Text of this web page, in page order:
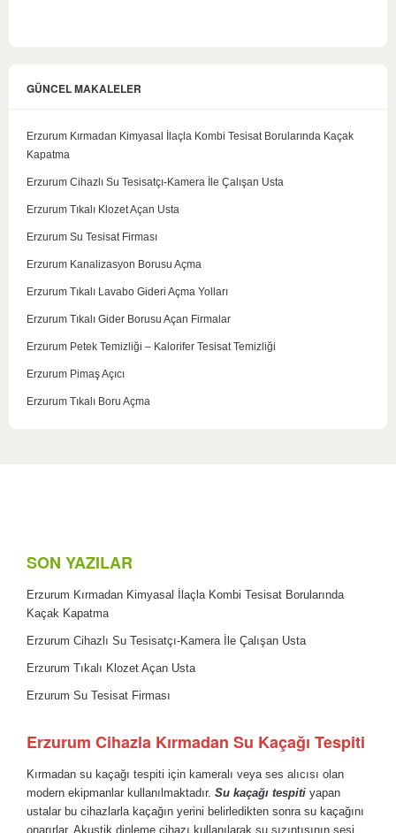
GÜNCEL MAKALELER
Erzurum Kırmadan Kimyasal İlaçla Kombi Tesisat Borularında Kaçak
Kapatma
Erzurum Cihazlı Su Tesisatçı-Kamera İle Çalışan Usta
Erzurum Tıkalı Klozet Açan Usta
Erzurum Su Tesisat Firması
Erzurum Kanalizasyon Borusu Açma
Erzurum Tıkalı Lavabo Gideri Açma Yolları
Erzurum Tıkalı Gider Borusu Açan Firmalar
Erzurum Petek Temizliği – Kalorifer Tesisat Temizliği
Erzurum Pimaş Açıcı
Erzurum Tıkalı Boru Açma
SON YAZILAR
Erzurum Kırmadan Kimyasal İlaçla Kombi Tesisat Borularında
Kaçak Kapatma
Erzurum Cihazlı Su Tesisatçı-Kamera İle Çalışan Usta
Erzurum Tıkalı Klozet Açan Usta
Erzurum Su Tesisat Firması
Erzurum Cihazla Kırmadan Su Kaçağı Tespiti
Kırmadan su kaçağı tespiti için kameralı veya ses alıcısı olan
modern ekipmanlar kullanılmaktadır. Su kaçağı tespiti yapan
ustalar bu cihazlarla kaçağın yerini belirledikten sonra su kaçağını
onarırlar. Akustik dinleme cihazı kullanılarak su sızıntısının sesi